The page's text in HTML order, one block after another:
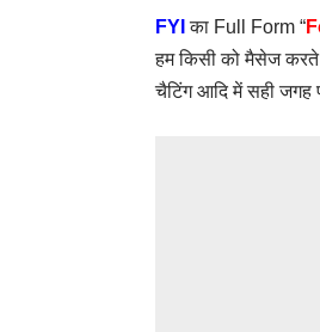
FYI का Full Form “
हम किसी को मैसेज
चैटिंग आदि में सही जगह